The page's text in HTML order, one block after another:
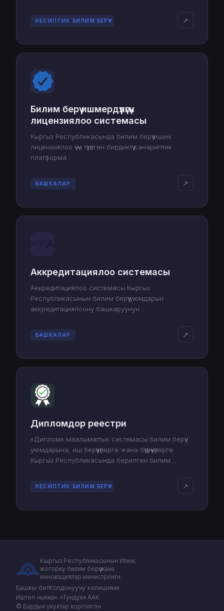
жогорку окуу жайларында магистратура жана
докторантура деңгээлинде илим алууга өбөлгө
КЕСИПТИК БИЛИМ БЕРҮҮ ↗
Билим берүү ишмердүүлүгүн
лицензиялоо системасы
Кыргыз Республикасында билим берүү ишин
лицензиялоо үчүн түзүлгөн бирдиктүү санариптик
платформа
БАШКАЛАР ↗
Аккредитациялоо системасы
Аккредитациялоо системасы Кыргыз
Республикасынын билим берүү уюмдарын
аккредитациялоону башкаруунун
БАШКАЛАР ↗
Дипломдор реестри
«Диплом» маалыматтык системасы билим берүү
уюмдарына, иш берүүчүлөргө жана бүтүрүүчүлөргө
Кыргыз Республикасында берилген билим
эсебин жүргүзүүгө жана сактоого мүмкүндүк берет.
КЕСИПТИК БИЛИМ БЕРҮҮ ↗
Кыргыз Республикасынын Илим,
жогорку билим берүү жана
инновациялар министрлиги
Башкы бетКолдонуучу келишими
Иштеп чыккан: «Тундук» ААК
© Бардык укуктар корголгон